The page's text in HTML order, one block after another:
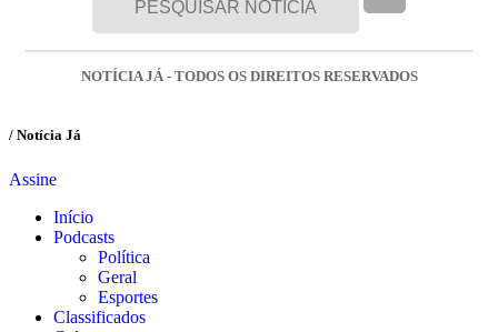
NOTÍCIA JÁ - TODOS OS DIREITOS RESERVADOS
/ Notícia Já
Assine
Início
Podcasts
Política
Geral
Esportes
Classificados